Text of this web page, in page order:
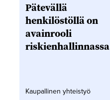
Pätevällä
henkilöstöllä on
avainrooli
riskienhallinnassa
Kaupallinen yhteistyö